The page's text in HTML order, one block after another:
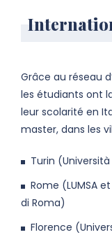
Grâce au réseau
les étudiants ont
leur scolarité en
master, dans les
Turin
Rome (LUMSA
di Roma)
Florence